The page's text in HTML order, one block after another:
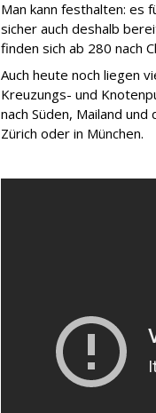
Man kann festhalten: es
sicher auch deshalb
finden sich ab 280 nach
Auch heute noch liegen
Kreuzungs- und
nach Süden, Mailand
Zürich oder in München.